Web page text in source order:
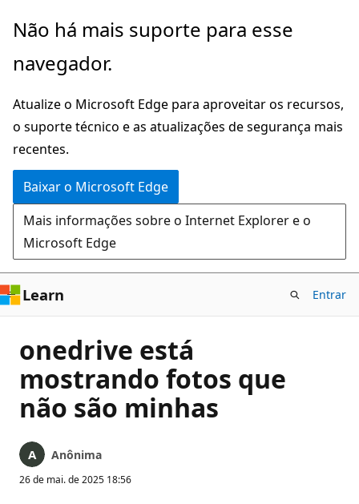
Pular
o
principal
Não há mais suporte para esse
navegador.
Atualize o Microsoft Edge para aproveitar os recursos,
o suporte técnico e as atualizações de segurança mais
recentes.
Baixar o Microsoft Edge
Mais informações sobre o Internet Explorer e o
Microsoft Edge
Learn Entrar
onedrive está
mostrando fotos que
não são minhas
Anônima
26 de mai. de 2025 18:56